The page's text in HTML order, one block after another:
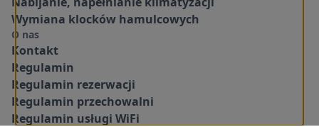
Wymiana klocków hamulcowych
O nas
Kontakt
Regulamin
Regulamin rezerwacji
Regulamin przechowalni
Regulamin usługi WiFi